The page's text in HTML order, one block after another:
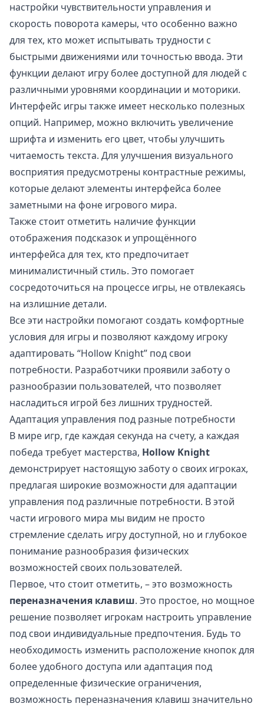
настройки чувствительности управления и
скорость поворота камеры, что особенно важно
для тех, кто может испытывать трудности с
быстрыми движениями или точностью ввода. Эти
функции делают игру более доступной для людей с
различными уровнями координации и моторики.
Интерфейс игры также имеет несколько полезных
опций. Например, можно включить увеличение
шрифта и изменить его цвет, чтобы улучшить
читаемость текста. Для улучшения визуального
восприятия предусмотрены контрастные режимы,
которые делают элементы интерфейса более
заметными на фоне игрового мира.
Также стоит отметить наличие функции
отображения подсказок и упрощённого
интерфейса для тех, кто предпочитает
минималистичный стиль. Это помогает
сосредоточиться на процессе игры, не отвлекаясь
на излишние детали.
Все эти настройки помогают создать комфортные
условия для игры и позволяют каждому игроку
адаптировать “Hollow Knight” под свои
потребности. Разработчики проявили заботу о
разнообразии пользователей, что позволяет
насладиться игрой без лишних трудностей.
Адаптация управления под разные потребности
В мире игр, где каждая секунда на счету, а каждая
победа требует мастерства, Hollow Knight
демонстрирует настоящую заботу о своих игроках,
предлагая широкие возможности для адаптации
управления под различные потребности. В этой
части игрового мира мы видим не просто
стремление сделать игру доступной, но и глубокое
понимание разнообразия физических
возможностей своих пользователей.
Первое, что стоит отметить, – это возможность
переназначения клавиш. Это простое, но мощное
решение позволяет игрокам настроить управление
под свои индивидуальные предпочтения. Будь то
необходимость изменить расположение кнопок для
более удобного доступа или адаптация под
определенные физические ограничения,
возможность переназначения клавиш значительно